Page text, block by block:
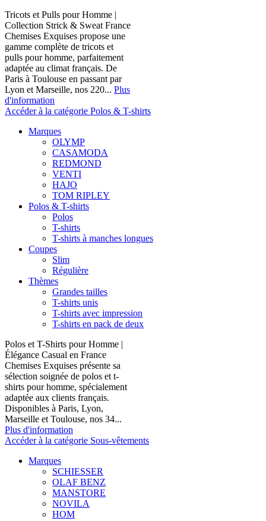
Tricots et Pulls pour Homme |
Collection Strick & Sweat France
Chemises Exquises propose une
gamme complète de tricots et
pulls pour homme, parfaitement
adaptée au climat français. De
Paris à Toulouse en passant par
Lyon et Marseille, nos 220... Plus
d'information
Accéder à la catégorie Polos & T-shirts
Marques
OLYMP
CASAMODA
REDMOND
VENTI
HAJO
TOM RIPLEY
Polos & T-shirts
Polos
T-shirts
T-shirts à manches longues
Coupes
Slim
Régulière
Thèmes
Grandes tailles
T-shirts unis
T-shirts avec impression
T-shirts en pack de deux
Polos et T-Shirts pour Homme |
Élégance Casual en France
Chemises Exquises présente sa
sélection soignée de polos et t-
shirts pour homme, spécialement
adaptée aux clients français.
Disponibles à Paris, Lyon,
Marseille et Toulouse, nos 34...
Plus d'information
Accéder à la catégorie Sous-vêtements
Marques
SCHIESSER
OLAF BENZ
MANSTORE
NOVILA
HOM